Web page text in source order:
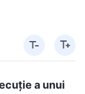
a unui